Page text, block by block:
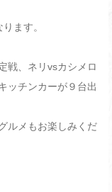
ます。
戦、ネリvsカシメロ
ッチンカーが９台出
ルメもお楽しみくだ